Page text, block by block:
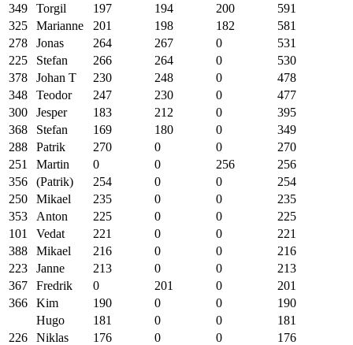
349
Torgil 197 194 200
591
325
Marianne 201 198 182
581
278
Jonas 264 267 0
531
225
Stefan 266 264 0
530
378
Johan T 230 248 0
478
348
Teodor 247 230 0
477
300
Jesper 183 212 0
395
368
Stefan 169 180 0
349
288
Patrik 270 0 0
270
251
Martin 0 0 256
256
356
(Patrik) 254 0 0
254
250
Mikael 235 0 0
235
353
Anton 225 0 0
225
101
Vedat 221 0 0
221
388
Mikael 216 0 0
216
223
Janne 213 0 0
213
367
Fredrik 0 201 0
201
366
Kim 190 0 0
190
Hugo
181 0 0
181
226
Niklas 176 0 0
176